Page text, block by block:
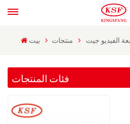
بيت منتجات
فئات المنتجات